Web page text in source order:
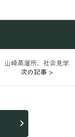
山崎蒸溜所、社会見学
次の記事 >